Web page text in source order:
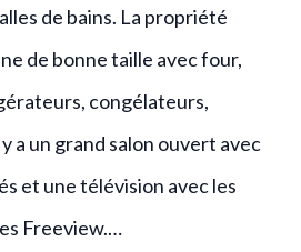
de bains. La propriété
de bonne taille avec four,
congélateurs,
a un grand salon ouvert avec
et une télévision avec les
Freeview.…